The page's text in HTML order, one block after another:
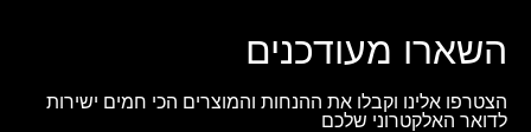
השארו מעודכנים
הצטרפו אלינו וקבלו את ההנחות והמוצרים הכי חמים ישירות
לדואר האלקטרוני שלכם